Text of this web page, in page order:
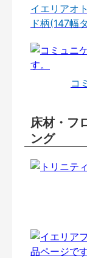
イエリアオ
ド柄(147幅
コ
床材・フ
ング